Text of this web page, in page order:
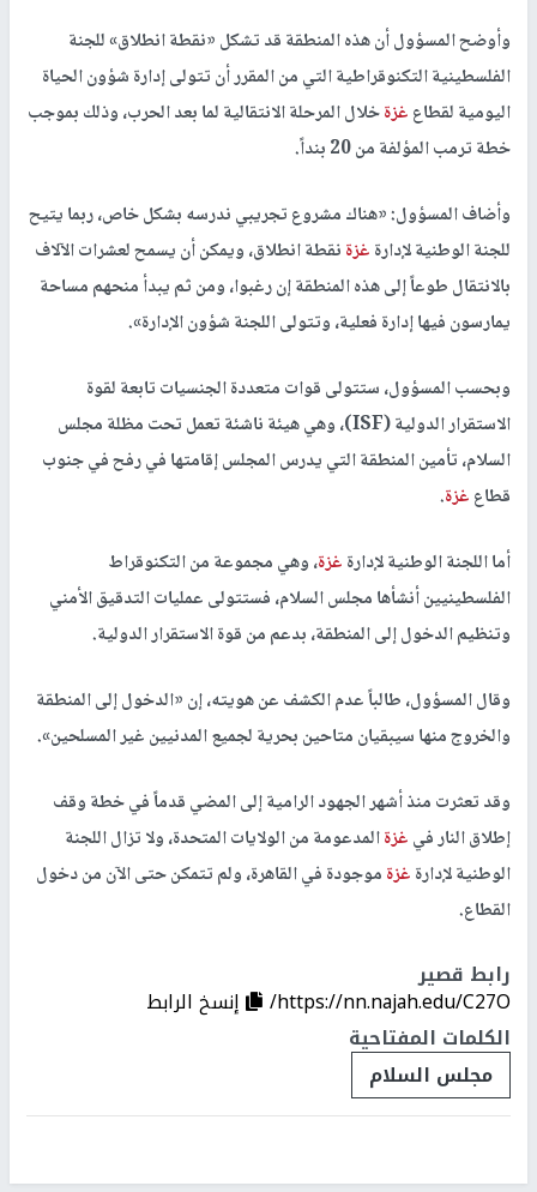
وأوضح المسؤول أن هذه المنطقة قد تشكل «نقطة انطلاق» للجنة
الفلسطينية التكنوقراطية التي من المقرر أن تتولى إدارة شؤون الحياة
اليومية لقطاعغزةخلال المرحلة الانتقالية لما بعد الحرب، وذلك بموجب
خطة ترمب المؤلفة من 20 بنداً.
وأضاف المسؤول: «هناك مشروع تجريبي ندرسه بشكل خاص، ربما يتيح
للجنة الوطنية لإدارةغزةنقطة انطلاق، ويمكن أن يسمح لعشرات الآلاف
بالانتقال طوعاً إلى هذه المنطقة إن رغبوا، ومن ثم يبدأ منحهم مساحة
يمارسون فيها إدارة فعلية، وتتولى اللجنة شؤون الإدارة».
وبحسب المسؤول، ستتولى قوات متعددة الجنسيات تابعة لقوة
الاستقرار الدولية (ISF)، وهي هيئة ناشئة تعمل تحت مظلة مجلس
السلام، تأمين المنطقة التي يدرس المجلس إقامتها في رفح في جنوب
قطاعغزة.
أما اللجنة الوطنية لإدارةغزة، وهي مجموعة من التكنوقراط
الفلسطينيين أنشأها مجلس السلام، فستتولى عمليات التدقيق الأمني
وتنظيم الدخول إلى المنطقة، بدعم من قوة الاستقرار الدولية.
وقال المسؤول، طالباً عدم الكشف عن هويته، إن «الدخول إلى المنطقة
والخروج منها سيبقيان متاحين بحرية لجميع المدنيين غير المسلحين».
وقد تعثرت منذ أشهر الجهود الرامية إلى المضي قدماً في خطة وقف
إطلاق النار فيغزةالمدعومة من الولايات المتحدة، ولا تزال اللجنة
الوطنية لإدارةغزةموجودة في القاهرة، ولم تتمكن حتى الآن من دخول
القطاع.
رابط قصير
https://nn.najah.edu/C27O/
إنسخ الرابط
الكلمات المفتاحية
مجلس السلام